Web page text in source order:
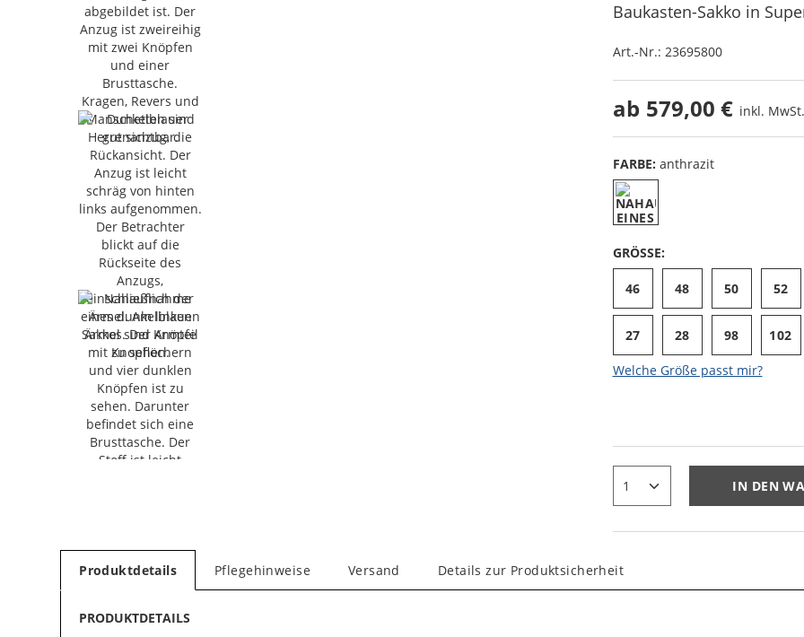
Baukasten-Sakko in
Art.-Nr.: 23695800
ab 579,00 € inkl.
FARBE: anthrazit
GRÖSSE:
46 48 50 52
27 28 98 102
Welche Größe passt mir?
IN DEN
Produktdetails Pflegehinweise Versand Details zur Produktsicherheit
PRODUKTDETAILS